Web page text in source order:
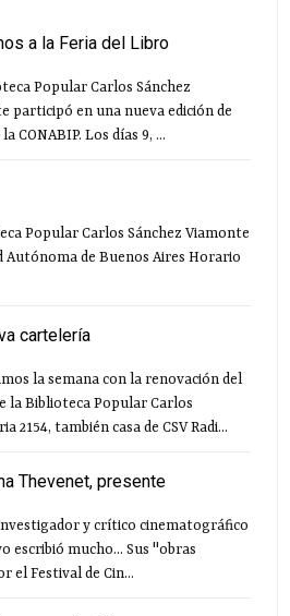
a la Feria del Libro
Popular Carlos Sánchez
participó en una nueva edición de
CONABIP. Los días 9, ...
Popular Carlos Sánchez Viamonte
Autónoma de Buenos Aires Horario
cartelería
la semana con la renovación del
la Biblioteca Popular Carlos
2154, también casa de CSV Radi...
Thevenet, presente
y crítico cinematográfico
escribió mucho... Sus "obras
el Festival de Cin...